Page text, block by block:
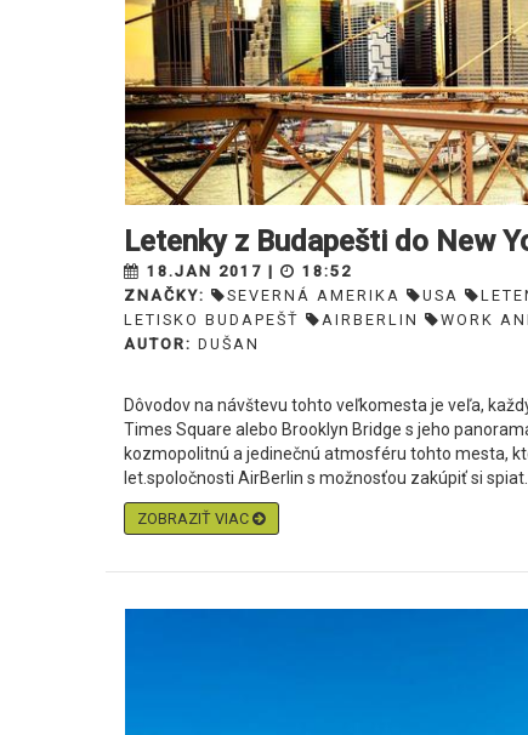
Letenky z Budapešti do New
18.JAN 2017 |
18:52
ZNAČKY:
SEVERNÁ AMERIKA USA
LETISKO BUDAPEŠŤ
AIRBERLIN
WORK
AUTOR: DUŠAN
Dôvodov na návštevu tohto veľkomesta je veľa,
Times Square alebo Brooklyn Bridge s jeho
kozmopolitnú a jedinečnú atmosféru tohto mesta,
let.spoločnosti AirBerlin s možnosťou zakúpiť si spiat...
ZOBRAZIŤ VIAC